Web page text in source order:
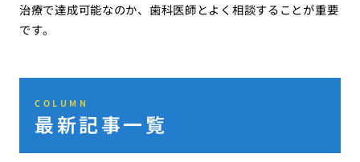
治療で達成可能なのか、歯科医師とよく相談することが重要
です。
COLUMN
最新記事一覧